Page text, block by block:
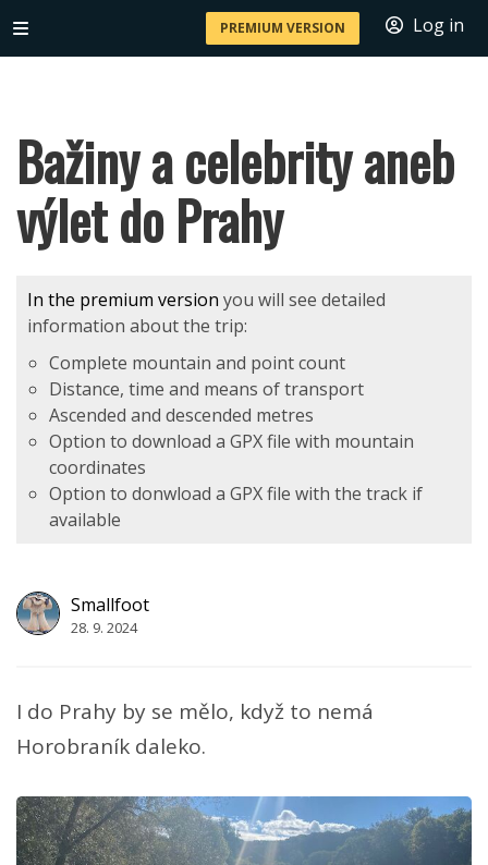
PREMIUM VERSION Log in
Bažiny a celebrity aneb
výlet do Prahy
Smallfoot
28. 9. 2024
I do Prahy by se mělo, když to nemá
Horobraník daleko.
In the premium version you will see detailed
information about the trip:
Complete mountain and point count
Distance, time and means of transport
Ascended and descended metres
Option to download a GPX file with mountain
coordinates
Option to donwload a GPX file with the track if
available